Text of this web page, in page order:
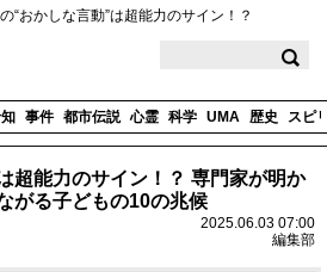
“おかしな言動”は超能力のサイン！？
事件 都市伝説 心霊 科学 UMA 歴史 スピ
超能力のサイン！？ 専門家が明か
がる子どもの10の兆候
2025.06.03 07:00
編集部